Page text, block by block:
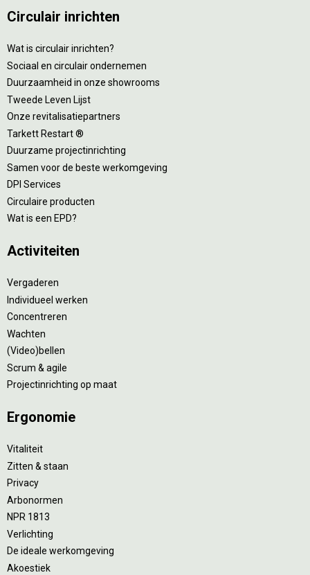
Circulair inrichten
Wat is circulair inrichten?
Sociaal en circulair ondernemen
Duurzaamheid in onze showrooms
Tweede Leven Lijst
Onze revitalisatiepartners
Tarkett Restart ®
Duurzame projectinrichting
Samen voor de beste werkomgeving
DPI Services
Circulaire producten
Wat is een EPD?
Activiteiten
Vergaderen
Individueel werken
Concentreren
Wachten
(Video)bellen
Scrum & agile
Projectinrichting op maat
Ergonomie
Vitaliteit
Zitten & staan
Privacy
Arbonormen
NPR 1813
Verlichting
De ideale werkomgeving
Akoestiek